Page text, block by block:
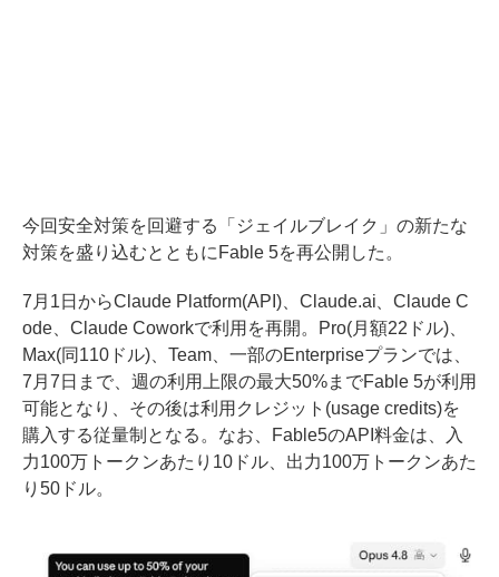
今回安全対策を回避する「ジェイルブレイク」の新たな
対策を盛り込むとともにFable 5を再公開した。
7月1日からClaude Platform(API)、Claude.ai、Claude C
ode、Claude Coworkで利用を再開。Pro(月額22ドル)、
Max(同110ドル)、Team、一部のEnterpriseプランでは、
7月7日まで、週の利用上限の最大50%までFable 5が利用
可能となり、その後は利用クレジット(usage credits)を
購入する従量制となる。なお、Fable5のAPI料金は、入
力100万トークンあたり10ドル、出力100万トークンあた
り50ドル。